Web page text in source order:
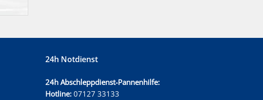
24h Notdienst
24h Abschleppdienst-Pannenhilfe:
Hotline:07127 33133